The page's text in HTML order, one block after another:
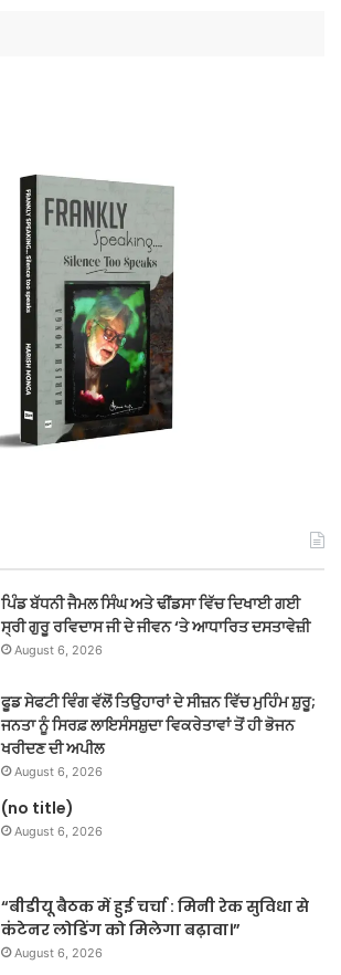
ਪਿੰਡ ਬੱਧਨੀ ਜੈਮਲ ਸਿੰਘ ਅਤੇ ਢੀਂਡਸਾ ਵਿੱਚ ਦਿਖਾਈ ਗਈ
ਸ੍ਰੀ ਗੁਰੂ ਰਵਿਦਾਸ ਜੀ ਦੇ ਜੀਵਨ ‘ਤੇ ਆਧਾਰਿਤ ਦਸਤਾਵੇਜ਼ੀ
August 6, 2026
ਫੂਡ ਸੇਫਟੀ ਵਿੰਗ ਵੱਲੋਂ ਤਿਉਹਾਰਾਂ ਦੇ ਸੀਜ਼ਨ ਵਿੱਚ ਮੁਹਿੰਮ ਸ਼ੁਰੂ;
ਜਨਤਾ ਨੂੰ ਸਿਰਫ਼ ਲਾਇਸੰਸਸ਼ੁਦਾ ਵਿਕਰੇਤਾਵਾਂ ਤੋਂ ਹੀ ਭੋਜਨ
ਖਰੀਦਣ ਦੀ ਅਪੀਲ
August 6, 2026
(no title)
August 6, 2026
“बीडीयू बैठक में हुई चर्चा : मिनी रेक सुविधा से
कंटेनर लोडिंग को मिलेगा बढ़ावा।”
August 6, 2026